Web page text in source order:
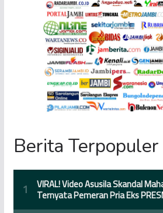
Berita Terpopuler